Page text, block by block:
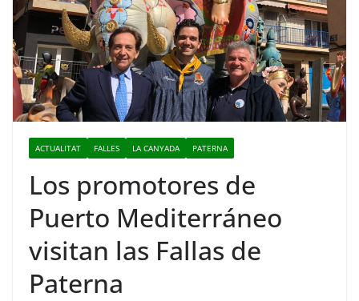
ACTUALITAT FALLES LA CANYADA PATERNA
Los promotores de
Puerto Mediterráneo
visitan las Fallas de
Paterna